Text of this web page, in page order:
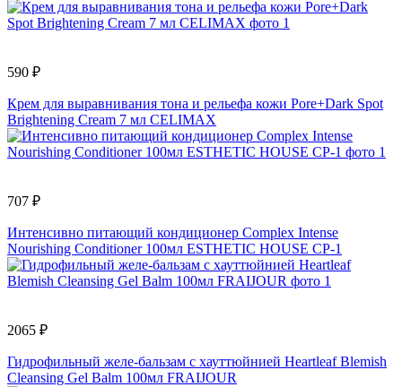
590 ₽
Крем для выравнивания тона и рельефа кожи Pore+Dark Spot
Brightening Cream 7 мл CELIMAX
707 ₽
Интенсивно питающий кондиционер Complex Intense
Nourishing Conditioner 100мл ESTHETIC HOUSE CP-1
2065 ₽
Гидрофильный желе-бальзам с хауттюйнией Heartleaf Blemish
Cleansing Gel Balm 100мл FRAIJOUR